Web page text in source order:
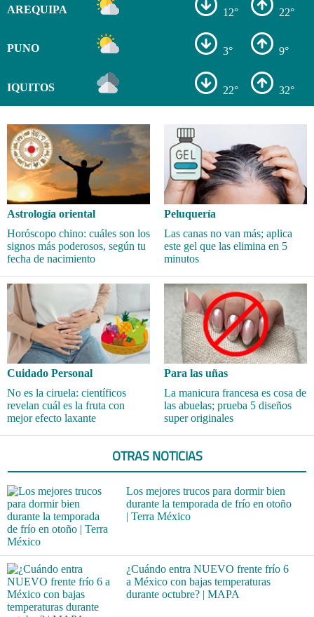
AREQUIPA 12° 22°
PUNO 3° 9°
IQUITOS 22° 32°
Astrología oriental
Horóscopo chino: cuáles son los
signos más poderosos, según tu
fecha de nacimiento
Peluquería
Las canas no van más; aplica
este gel que las elimina en 5
minutos
Cuidado Personal
No es la ciruela: científicos
revelan cuál es la fruta con
mejor efecto laxante
Para las uñas
La manicura francesa es cosa de
las abuelas; prueba 5 diseños
super originales
OTRAS NOTICIAS
Los mejores trucos para dormir bien
durante la temporada de frío en otoño
| Terra México
¿Cuándo entra NUEVO frente frío 6
a México con bajas temperaturas
durante octubre? | MAPA